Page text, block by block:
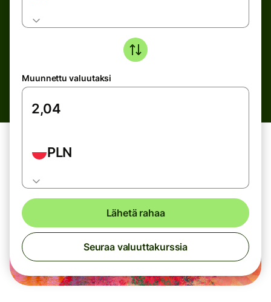
Muunnettu valuutaksi
PLN
Lähetä rahaa
Seuraa valuuttakurssia